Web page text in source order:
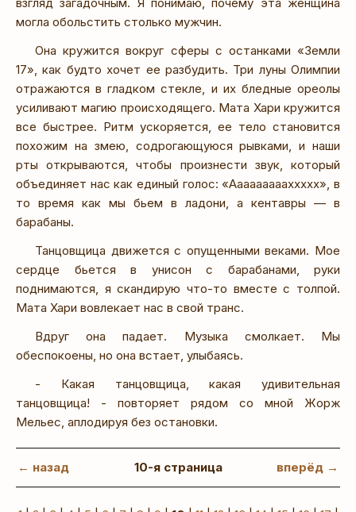
могла обольстить столько мужчин.
Она кружится вокруг сферы с останками «Земли
17», как будто хочет ее разбудить. Три луны Олимпии
отражаются в гладком стекле, и их бледные ореолы
усиливают магию происходящего. Мата Хари кружится
все быстрее. Ритм ускоряется, ее тело становится
похожим на змею, содрогающуюся рывками, и наши
рты открываются, чтобы произнести звук, который
объединяет нас как единый голос: «Аааааааааххххх», в
то время как мы бьем в ладони, а кентавры — в
барабаны.
Танцовщица движется с опущенными веками. Мое
сердце бьется в унисон с барабанами, руки
поднимаются, я скандирую что-то вместе с толпой.
Мата Хари вовлекает нас в свой транс.
Вдруг она падает. Музыка смолкает. Мы
обеспокоены, но она встает, улыбаясь.
- Какая танцовщица, какая удивительная
танцовщица! - повторяет рядом со мной Жорж
Мельес, аплодируя без остановки.
← назад 10-я страница вперёд →